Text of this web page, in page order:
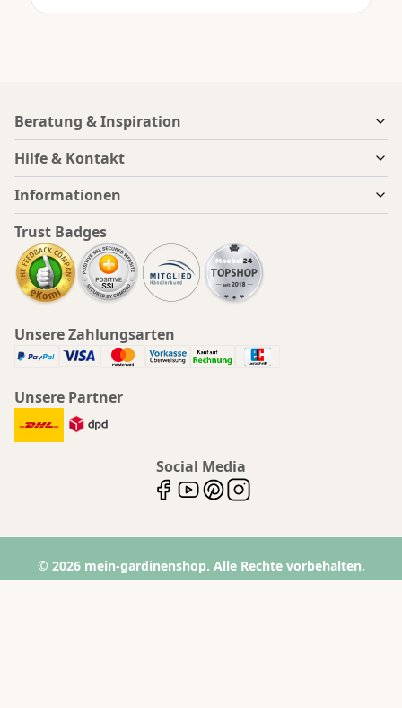
Beratung & Inspiration
Hilfe & Kontakt
Informationen
Trust Badges
Unsere Zahlungsarten
Unsere Partner
Social Media
© 2026 mein-gardinenshop. Alle Rechte vorbehalten.